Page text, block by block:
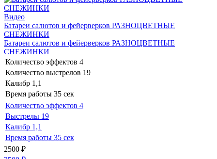
Видео
Батареи салютов и фейерверков РАЗНОЦВЕТНЫЕ
СНЕЖИНКИ
Батареи салютов и фейерверков РАЗНОЦВЕТНЫЕ
СНЕЖИНКИ
Количество эффектов 4
Количество выстрелов 19
Калибр 1,1
Время работы 35 сек
Количество эффектов 4
Выстрелы 19
Калибр 1,1
Время работы 35 сек
2500 ₽